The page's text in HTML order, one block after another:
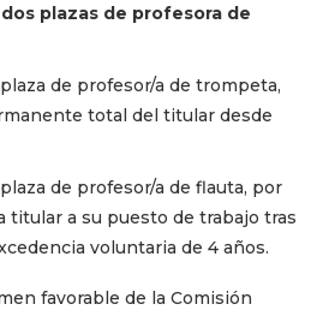
plazas de profesora de
de profesor/a de trompeta,
total del titular desde
de profesor/a de flauta, por
titular a su puesto de trabajo tras
voluntaria de 4 años.
favorable de la Comisión